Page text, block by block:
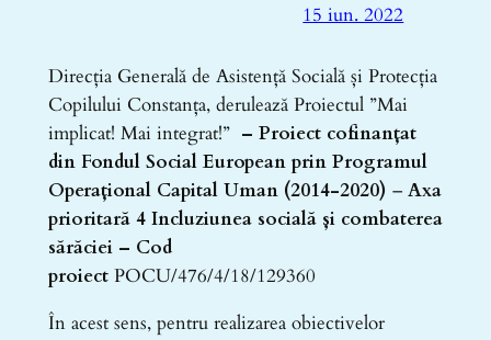
15 iun. 2022
Direcția Generală de Asistență Socială și Protecția
Copilului Constanța, derulează Proiectul ”Mai
implicat! Mai integrat!” – Proiect cofinanțat
din Fondul Social European prin Programul
Operațional Capital Uman (2014-2020) – Axa
prioritară 4 Incluziunea socială și combaterea
sărăciei – Cod
proiect POCU/476/4/18/129360
În acest sens, pentru realizarea obiectivelor